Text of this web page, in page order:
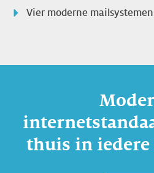
Vier moderne
thuis in iedere